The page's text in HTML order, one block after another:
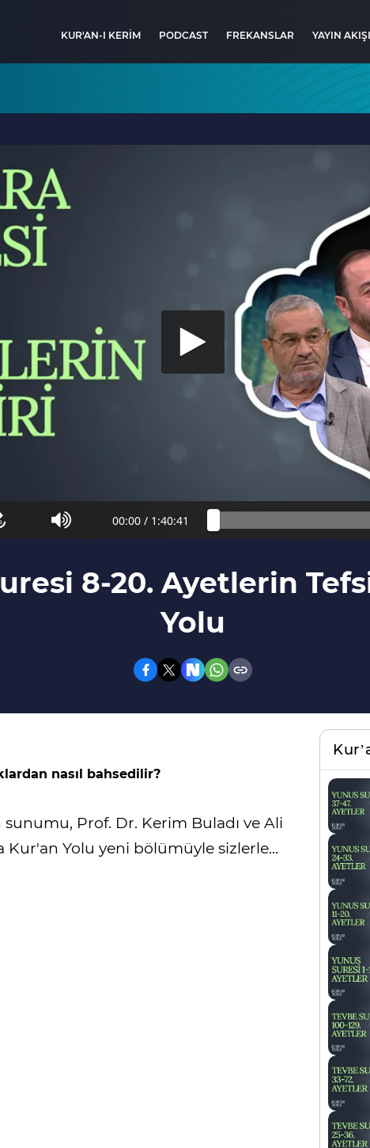
KUR'AN-I KERİM PODCAST FREKANSLAR YAYIN AKIŞI
00:00 / 1:40:41
8-20. Ayetlerin
Yolu
nasıl bahsedilir?
Prof. Dr. Kerim Buladı ve Ali
Kur'an Yolu yeni bölümüyle sizlerle...